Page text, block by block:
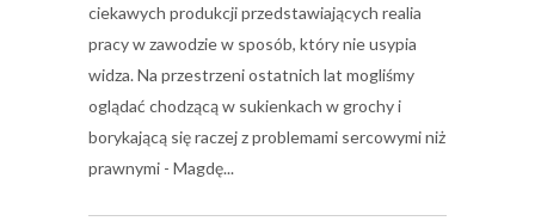
ciekawych produkcji przedstawiających realia
pracy w zawodzie w sposób, który nie usypia
widza. Na przestrzeni ostatnich lat mogliśmy
oglądać chodzącą w sukienkach w grochy i
borykającą się raczej z problemami sercowymi niż
prawnymi - Magdę